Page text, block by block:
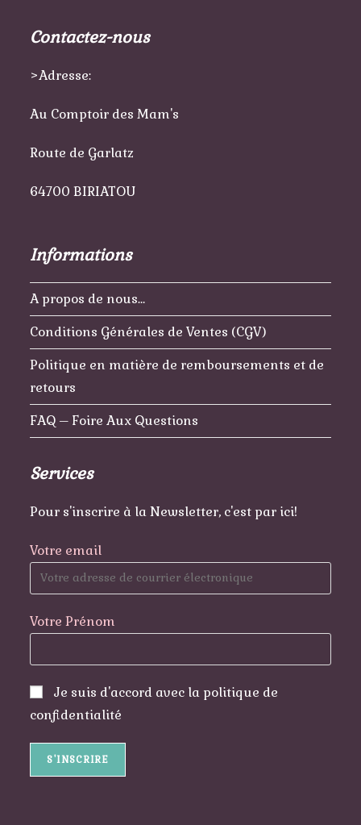
Contactez-nous
>Adresse:
Au Comptoir des Mam's
Route de Garlatz
64700 BIRIATOU
Informations
A propos de nous…
Conditions Générales de Ventes (CGV)
Politique en matière de remboursements et de
retours
FAQ – Foire Aux Questions
Services
Pour s'inscrire à la Newsletter, c'est par ici!
Votre email
Votre Prénom
Je suis d'accord avec la politique de
confidentialité